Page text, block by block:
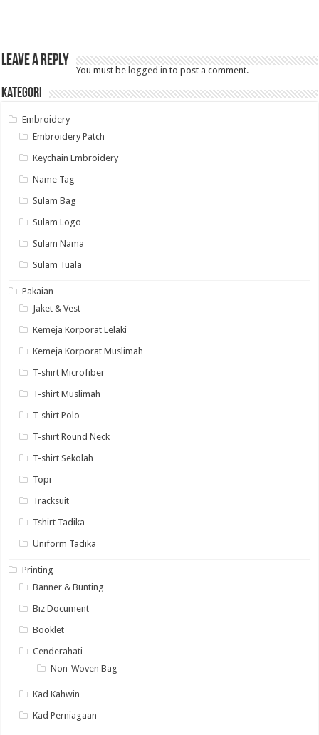
Leave a Reply
You must be logged in to post a comment.
Kategori
Embroidery
Embroidery Patch
Keychain Embroidery
Name Tag
Sulam Bag
Sulam Logo
Sulam Nama
Sulam Tuala
Pakaian
Jaket & Vest
Kemeja Korporat Lelaki
Kemeja Korporat Muslimah
T-shirt Microfiber
T-shirt Muslimah
T-shirt Polo
T-shirt Round Neck
T-shirt Sekolah
Topi
Tracksuit
Tshirt Tadika
Uniform Tadika
Printing
Banner & Bunting
Biz Document
Booklet
Cenderahati
Non-Woven Bag
Kad Kahwin
Kad Perniagaan